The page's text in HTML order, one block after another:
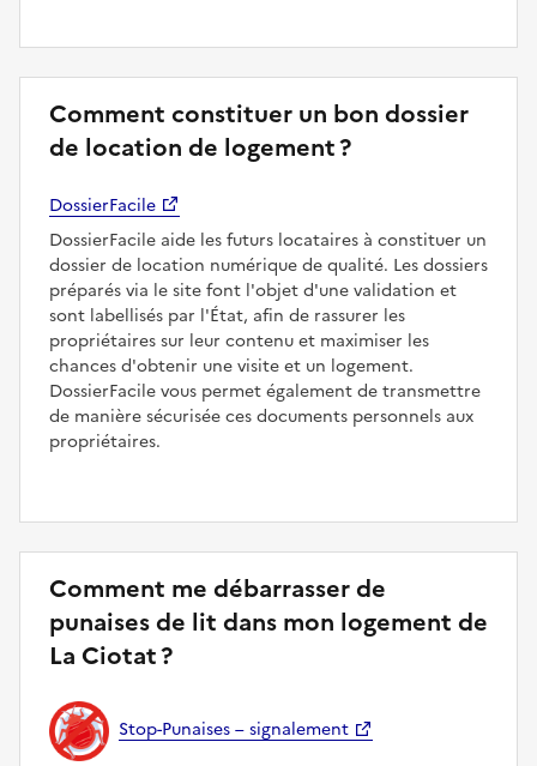
Comment constituer un bon dossier
de location de logement ?
DossierFacile
DossierFacile aide les futurs locataires à constituer un
dossier de location numérique de qualité. Les dossiers
préparés via le site font l'objet d'une validation et
sont labellisés par l'État, afin de rassurer les
propriétaires sur leur contenu et maximiser les
chances d'obtenir une visite et un logement.
DossierFacile vous permet également de transmettre
de manière sécurisée ces documents personnels aux
propriétaires.
Comment me débarrasser de
punaises de lit dans mon logement de
La Ciotat ?
Stop-Punaises – signalement